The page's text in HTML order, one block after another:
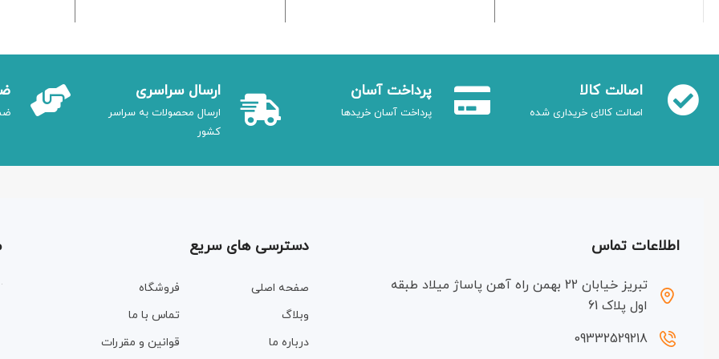
اصالت کالا
اصالت کالای خریداری شده
پرداخت آسان
پرداخت آسان خریدها
ارسال سراسری
ارسال محصولات به سراسر
کشور
اطلاعات تماس
تبریز خیابان 22 بهمن راه آهن پاساژ میلاد طبقه
اول پلاک 61
09332529218
دسترسی های سریع
صفحه اصلی
فروشگاه
وبلاگ
تماس با ما
درباره ما
قوانین و مقررات